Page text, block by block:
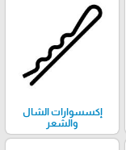
إكسسوارات الشال
والشعر